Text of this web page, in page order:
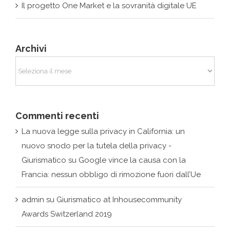
Il progetto One Market e la sovranità digitale UE
Archivi
Commenti recenti
La nuova legge sulla privacy in California: un
nuovo snodo per la tutela della privacy -
Giurismatico su Google vince la causa con la
Francia: nessun obbligo di rimozione fuori dall’Ue
admin su Giurismatico at Inhousecommunity
Awards Switzerland 2019